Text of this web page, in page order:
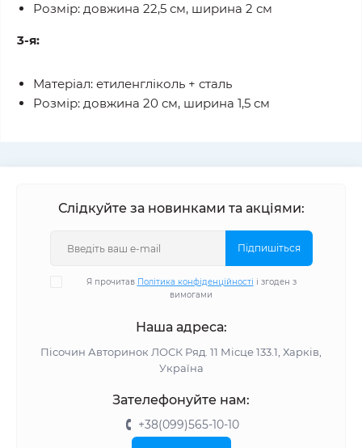
Розмір: довжина 22,5 см, ширина 2 см
3-я:
Матеріал: етиленгліколь + сталь
Розмір: довжина 20 см, ширина 1,5 см
Слідкуйте за новинками та акціями:
Підпишіться
Я прочитав Політика конфіденційності і згоден з
вимогами
Наша адреса:
Пісочин Авторинок ЛОСК Ряд. 11 Місце 133.1, Харків,
Україна
Зателефонуйте нам:
+38(099)565-10-10